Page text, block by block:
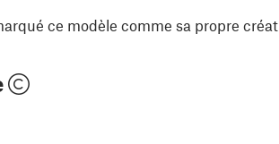
ce modèle comme sa propre